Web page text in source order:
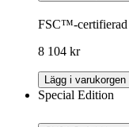
FSC™-certifierad
8 104 kr
Lägg i varukorgen
Special Edition